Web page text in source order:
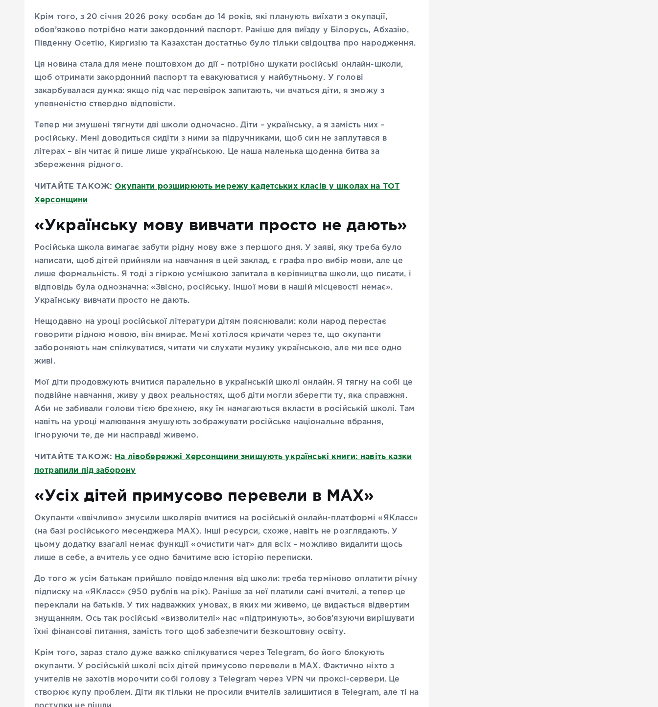
Крім того, з 20 січня 2026 року особам до 14 років, які планують виїхати з окупації,
обов’язково потрібно мати закордонний паспорт. Раніше для виїзду у Білорусь, Абхазію,
Південну Осетію, Киргизію та Казахстан достатньо було тільки свідоцтва про народження.
Ця новина стала для мене поштовхом до дії – потрібно шукати російські онлайн-школи,
щоб отримати закордонний паспорт та евакуюватися у майбутньому. У голові
закарбувалася думка: якщо під час перевірок запитають, чи вчаться діти, я зможу з
упевненістю ствердно відповісти.
Тепер ми змушені тягнути дві школи одночасно. Діти – українську, а я замість них –
російську. Мені доводиться сидіти з ними за підручниками, щоб син не заплутався в
літерах – він читає й пише лише українською. Це наша маленька щоденна битва за
збереження рідного.
ЧИТАЙТЕ ТАКОЖ:Окупанти розширюють мережу кадетських класів у школах на ТОТ
Херсонщини
«Українську мову вивчати просто не дають»
Російська школа вимагає забути рідну мову вже з першого дня. У заяві, яку треба було
написати, щоб дітей прийняли на навчання в цей заклад, є графа про вибір мови, але це
лише формальність. Я тоді з гіркою усмішкою запитала в керівництва школи, що писати, і
відповідь була однозначна: «Звісно, російську. Іншої мови в нашій місцевості немає».
Українську вивчати просто не дають.
Нещодавно на уроці російської літератури дітям пояснювали: коли народ перестає
говорити рідною мовою, він вмирає. Мені хотілося кричати через те, що окупанти
забороняють нам спілкуватися, читати чи слухати музику українською, але ми все одно
живі.
Мої діти продовжують вчитися паралельно в українській школі онлайн. Я тягну на собі це
подвійне навчання, живу у двох реальностях, щоб діти могли зберегти ту, яка справжня.
Аби не забивали голови тією брехнею, яку їм намагаються вкласти в російській школі. Там
навіть на уроці малювання змушують зображувати російське національне вбрання,
ігноруючи те, де ми насправді живемо.
ЧИТАЙТЕ ТАКОЖ: На лівобережжі Херсонщини знищують українські книги: навіть казки
потрапили під заборону
«Усіх дітей примусово перевели в МАХ»
Окупанти «ввічливо» змусили школярів вчитися на російській онлайн-платформі «ЯКласс»
(на базі російського месенджера MAX). Інші ресурси, схоже, навіть не розглядають. У
цьому додатку взагалі немає функції «очистити чат» для всіх – можливо видалити щось
лише в себе, а вчитель усе одно бачитиме всю історію переписки.
До того ж усім батькам прийшло повідомлення від школи: треба терміново оплатити річну
підписку на «ЯКласс» (950 рублів на рік). Раніше за неї платили самі вчителі, а тепер це
переклали на батьків. У тих надважких умовах, в яких ми живемо, це видається відвертим
знущанням. Ось так російські «визволителі» нас «підтримують», зобов’язуючи вирішувати
їхні фінансові питання, замість того щоб забезпечити безкоштовну освіту.
Крім того, зараз стало дуже важко спілкуватися через Telegram, бо його блокують
окупанти. У російській школі всіх дітей примусово перевели в МАХ. Фактично ніхто з
учителів не захотів морочити собі голову з Telegram через VPN чи проксі-сервери. Це
створює купу проблем. Діти як тільки не просили вчителів залишитися в Telegram, але ті на